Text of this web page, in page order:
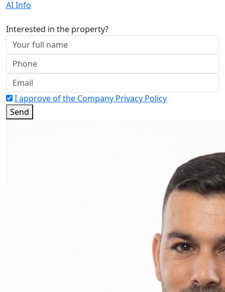
AI Info
Interested in the property?
I approve of the Company Privacy Policy
Send